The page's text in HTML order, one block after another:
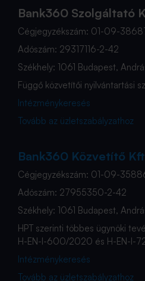
Bank360 Szolgáltató
Cégjegyzékszám: 01-09-
Adószám: 29317116-2-42
Székhely: 1061 Budapest,
Függő közvetítői nyilvántartási
Intézménykeresés
Tovább az üzletszabályzathoz
Bank360 Közvetítő
Cégjegyzékszám: 01-09-
Adószám: 27955350-2-42
Székhely: 1061 Budapest,
HPT szerinti többes ügynöki
H-EN-I-600/2020 és H-EN-I-
Intézménykeresés
Tovább az üzletszabályzathoz